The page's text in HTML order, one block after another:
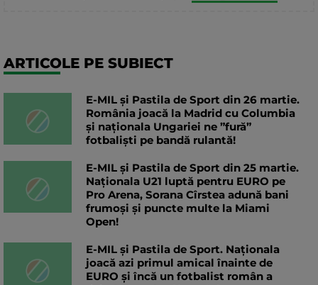
ARTICOLE PE SUBIECT
E-MIL și Pastila de Sport din 26 martie.
România joacă la Madrid cu Columbia
și naționala Ungariei ne ”fură”
fotbaliști pe bandă rulantă!
E-MIL și Pastila de Sport din 25 martie.
Naționala U21 luptă pentru EURO pe
Pro Arena, Sorana Cîrstea adună bani
frumoși și puncte multe la Miami
Open!
E-MIL și Pastila de Sport. Naționala
joacă azi primul amical înainte de
EURO și încă un fotbalist român a